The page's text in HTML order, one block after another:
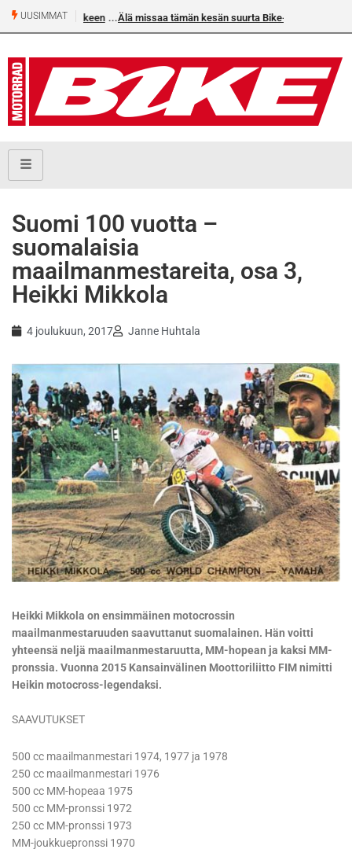
UUSIMMAT Älä missaa tämän kesän suurta Bike-numeroa!
Suomi 100 vuotta –
suomalaisia
maailmanmestareita, osa 3,
Heikki Mikkola
4 joulukuun, 2017 Janne Huhtala
Heikki Mikkola on ensimmäinen motocrossin
maailmanmestaruuden saavuttanut suomalainen. Hän voitti
yhteensä neljä maailmanmestaruutta, MM-hopean ja kaksi MM-
pronssia. Vuonna 2015 Kansainvälinen Moottoriliitto FIM nimitti
Heikin motocross-legendaksi.
SAAVUTUKSET
500 cc maailmanmestari 1974, 1977 ja 1978
250 cc maailmanmestari 1976
500 cc MM-hopeaa 1975
500 cc MM-pronssi 1972
250 cc MM-pronssi 1973
MM-joukkuepronssi 1970